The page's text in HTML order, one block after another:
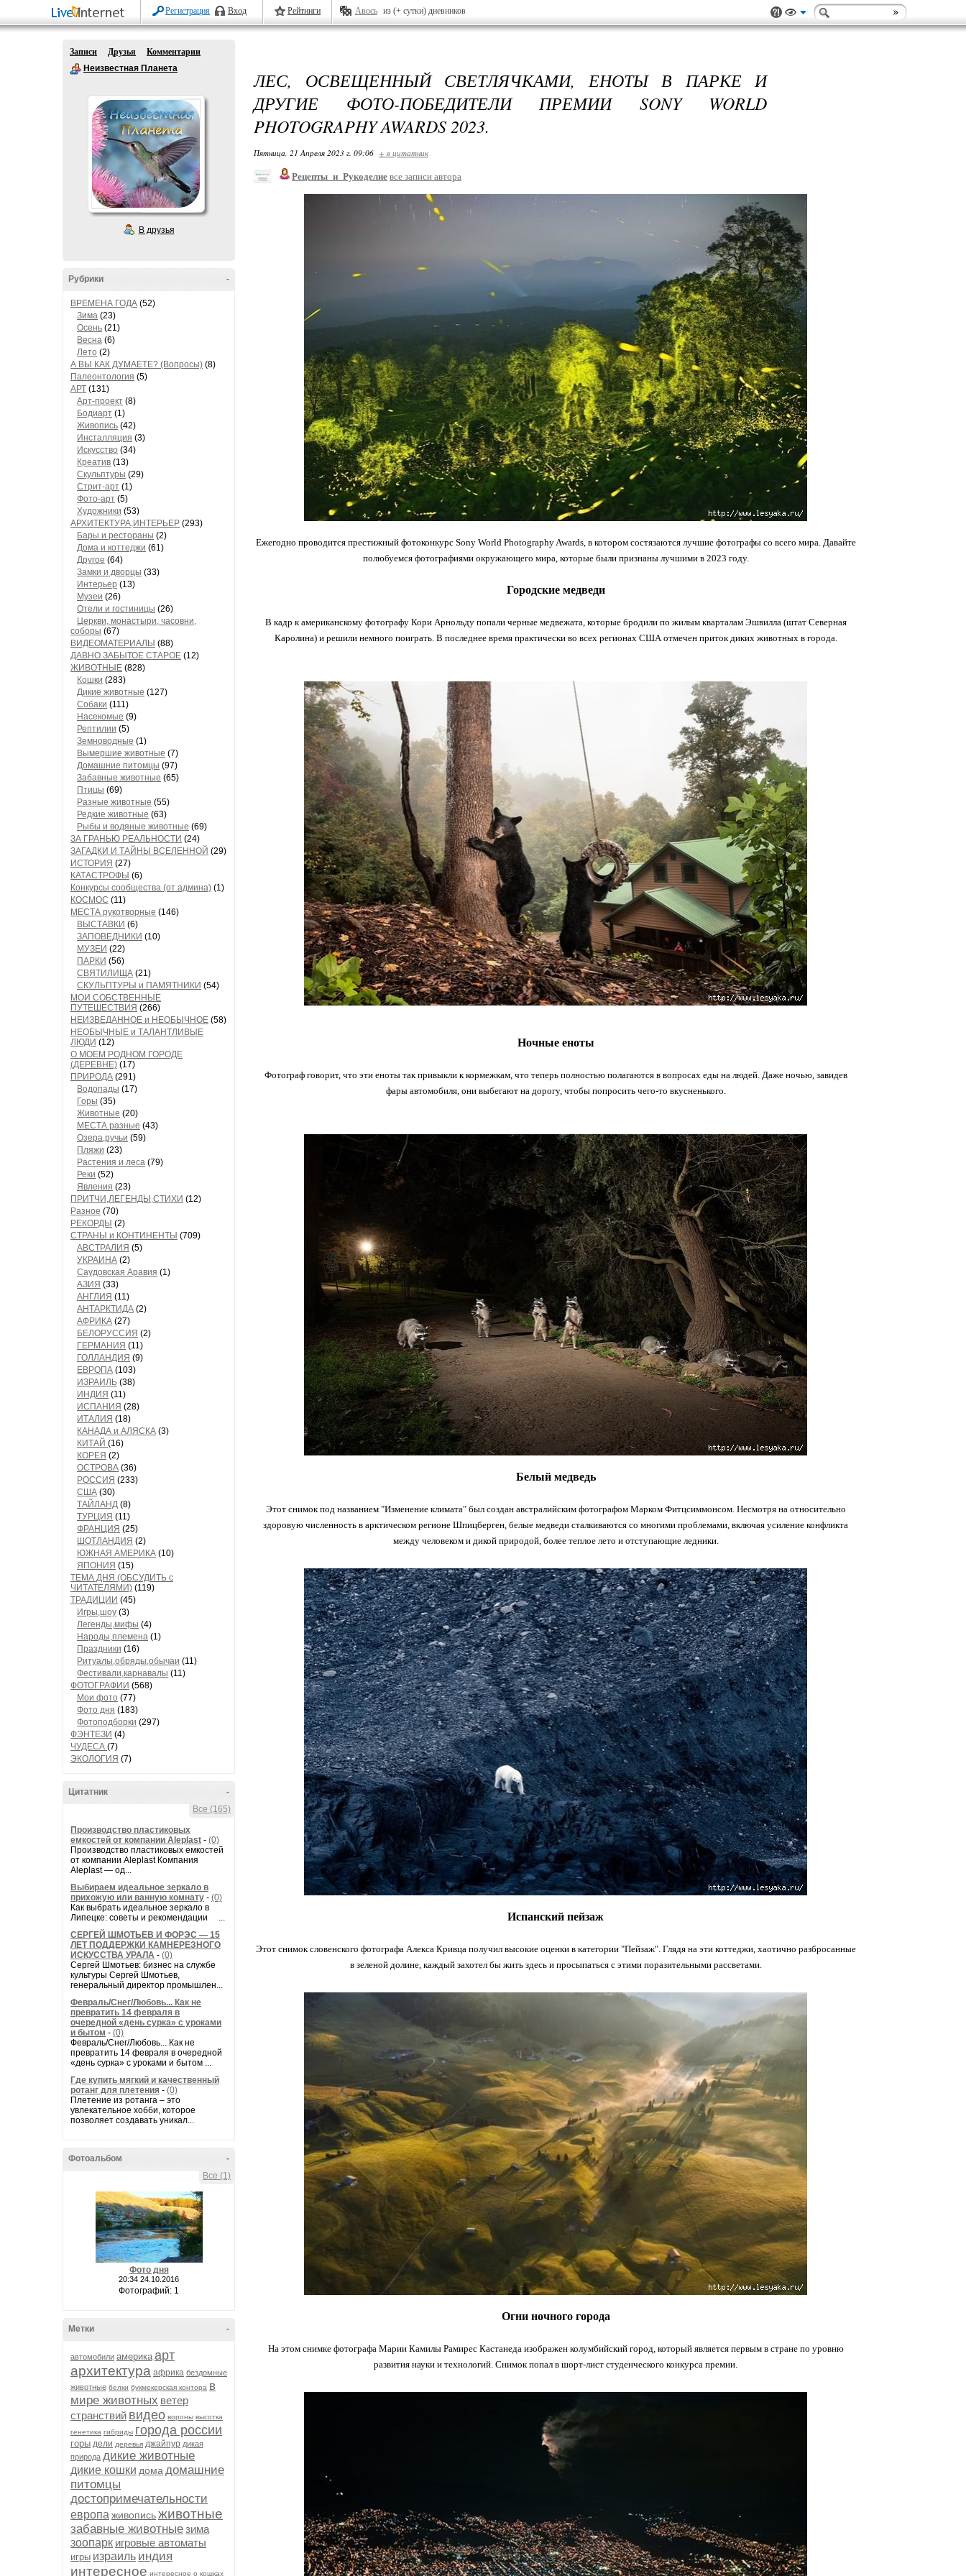
Регистрация Вход Рейтинги Авось из (+ сутки) дневников
Записи Друзья
Комментарии
Неизвестная Планета
В друзья
-
Рубрики
ВРЕМЕНА ГОДА (52)
Зима (23)
Осень (21)
Весна (6)
Лето (2)
А ВЫ КАК ДУМАЕТЕ? (Вопросы) (8)
Палеонтология (5)
АРТ (131)
Арт-проект (8)
Бодиарт (1)
Живопись (42)
Инсталляция (3)
Искусство (34)
Креатив (13)
Скульптуры (29)
Стрит-арт (1)
Фото-арт (5)
Художники (53)
АРХИТЕКТУРА,ИНТЕРЬЕР (293)
Бары и рестораны (2)
Дома и коттеджи (61)
Другое (64)
Замки и дворцы (33)
Интерьер (13)
Музеи (26)
Отели и гостиницы (26)
Церкви, монастыри, часовни,
соборы (67)
ВИДЕОМАТЕРИАЛЫ (88)
ДАВНО ЗАБЫТОЕ СТАРОЕ (12)
ЖИВОТНЫЕ (828)
Кошки (283)
Дикие животные (127)
Собаки (111)
Насекомые (9)
Рептилии (5)
Земноводные (1)
Вымершие животные (7)
Домашние питомцы (97)
Забавные животные (65)
Птицы (69)
Разные животные (55)
Редкие животные (63)
Рыбы и водяные животные (69)
ЗА ГРАНЬЮ РЕАЛЬНОСТИ (24)
ЗАГАДКИ И ТАЙНЫ ВСЕЛЕННОЙ (29)
ИСТОРИЯ (27)
КАТАСТРОФЫ (6)
Конкурсы сообщества (от админа) (1)
КОСМОС (11)
МЕСТА рукотворные (146)
ВЫСТАВКИ (6)
ЗАПОВЕДНИКИ (10)
МУЗЕИ (22)
ПАРКИ (56)
СВЯТИЛИЩА (21)
СКУЛЬПТУРЫ и ПАМЯТНИКИ (54)
МОИ СОБСТВЕННЫЕ
ПУТЕШЕСТВИЯ (266)
НЕИЗВЕДАННОЕ и НЕОБЫЧНОЕ (58)
НЕОБЫЧНЫЕ и ТАЛАНТЛИВЫЕ
ЛЮДИ (12)
О МОЕМ РОДНОМ ГОРОДЕ
(ДЕРЕВНЕ) (17)
ПРИРОДА (291)
Водопады (17)
Горы (35)
Животные (20)
МЕСТА разные (43)
Озера,ручьи (59)
Пляжи (23)
Растения и леса (79)
Реки (52)
Явления (23)
ПРИТЧИ,ЛЕГЕНДЫ,СТИХИ (12)
Разное (70)
РЕКОРДЫ (2)
СТРАНЫ и КОНТИНЕНТЫ (709)
АВСТРАЛИЯ (5)
УКРАИНА (2)
Саудовская Аравия (1)
АЗИЯ (33)
АНГЛИЯ (11)
АНТАРКТИДА (2)
АФРИКА (27)
БЕЛОРУССИЯ (2)
ГЕРМАНИЯ (11)
ГОЛЛАНДИЯ (9)
ЕВРОПА (103)
ИЗРАИЛЬ (38)
ИНДИЯ (11)
ИСПАНИЯ (28)
ИТАЛИЯ (18)
КАНАДА и АЛЯСКА (3)
КИТАЙ (16)
КОРЕЯ (2)
ОСТРОВА (36)
РОССИЯ (233)
США (30)
ТАЙЛАНД (8)
ТУРЦИЯ (11)
ФРАНЦИЯ (25)
ШОТЛАНДИЯ (2)
ЮЖНАЯ АМЕРИКА (10)
ЯПОНИЯ (15)
ТЕМА ДНЯ (ОБСУДИТЬ с
ЧИТАТЕЛЯМИ) (119)
ТРАДИЦИИ (45)
Игры,шоу (3)
Легенды,мифы (4)
Народы,племена (1)
Праздники (16)
Ритуалы,обряды,обычаи (11)
Фестивали,карнавалы (11)
ФОТОГРАФИИ (568)
Мои фото (77)
Фото дня (183)
Фотоподборки (297)
ФЭНТЕЗИ (4)
ЧУДЕСА (7)
ЭКОЛОГИЯ (7)
-
Цитатник
Все (165)
Производство пластиковых
емкостей от компании Aleplast - (0)
Производство пластиковых емкостей
от компании Aleplast Компания
Aleplast — од...
Выбираем идеальное зеркало в
прихожую или ванную комнату - (0)
Как выбрать идеальное зеркало в
Липецке: советы и рекомендации ...
СЕРГЕЙ ШМОТЬЕВ И ФОРЭС — 15
ЛЕТ ПОДДЕРЖКИ КАМНЕРЕЗНОГО
ИСКУССТВА УРАЛА - (0)
Сергей Шмотьев: бизнес на службе
культуры Сергей Шмотьев,
генеральный директор промышлен...
Февраль/Снег/Любовь... Как не
превратить 14 февраля в
очередной «день сурка» с уроками
и бытом - (0)
Февраль/Снег/Любовь... Как не
превратить 14 февраля в очередной
«день сурка» с уроками и бытом ...
Где купить мягкий и качественный
ротанг для плетения - (0)
Плетение из ротанга – это
увлекательное хобби, которое
позволяет создавать уникал...
-
Фотоальбом
Все (1)
Фото дня
20:34 24.10.2016
Фотографий: 1
-
Метки
автомобили америка арт
архитектура африка бездомные
животные белки букмекерская контора в
мире животных ветер
странствий видео вороны высотка
генетика гибриды города россии
горы дели деревья джайпур дикая
природа дикие животные
дикие кошки дома домашние
питомцы
достопримечательности
европа живописьживотные
забавные животныезима
зоопарк игровые автоматы
игры израиль индия
интересное интересное о кошках
ЛЕС, ОСВЕЩЕННЫЙ СВЕТЛЯЧКАМИ, ЕНОТЫ В ПАРКЕ И
ДРУГИЕ ФОТО-ПОБЕДИТЕЛИ ПРЕМИИ SONY WORLD
PHOTOGRAPHY AWARDS 2023.
Пятница, 21 Апреля 2023 г. 09:06 + в цитатник
Рецепты_и_Рукоделие все записи автора
Ежегодно проводится престижный фотоконкурс Sony World Photography Awards, в котором состязаются лучшие фотографы со всего мира. Давайте
полюбуемся фотографиями окружающего мира, которые были признаны лучшими в 2023 году.
Городские медведи
В кадр к американскому фотографу Кори Арнольду попали черные медвежата, которые бродили по жилым кварталам Эшвилла (штат Северная
Каролина) и решили немного поиграть. В последнее время практически во всех регионах США отмечен приток диких животных в города.
Ночные еноты
Фотограф говорит, что эти еноты так привыкли к кормежкам, что теперь полностью полагаются в вопросах еды на людей. Даже ночью, завидев
фары автомобиля, они выбегают на дорогу, чтобы попросить чего-то вкусненького.
Белый медведь
Этот снимок под названием "Изменение климата" был создан австралийским фотографом Марком Фитцсиммонсом. Несмотря на относительно
здоровую численность в арктическом регионе Шпицберген, белые медведи сталкиваются со многими проблемами, включая усиление конфликта
между человеком и дикой природой, более теплое лето и отступающие ледники.
Испанский пейзаж
Этот снимок словенского фотографа Алекса Кривца получил высокие оценки в категории "Пейзаж". Глядя на эти коттеджи, хаотично разбросанные
в зеленой долине, каждый захотел бы жить здесь и просыпаться с этими поразительными рассветами.
Огни ночного города
На этом снимке фотографа Марии Камилы Рамирес Кастанеда изображен колумбийский город, который является первым в стране по уровню
развития науки и технологий. Снимок попал в шорт-лист студенческого конкурса премии.